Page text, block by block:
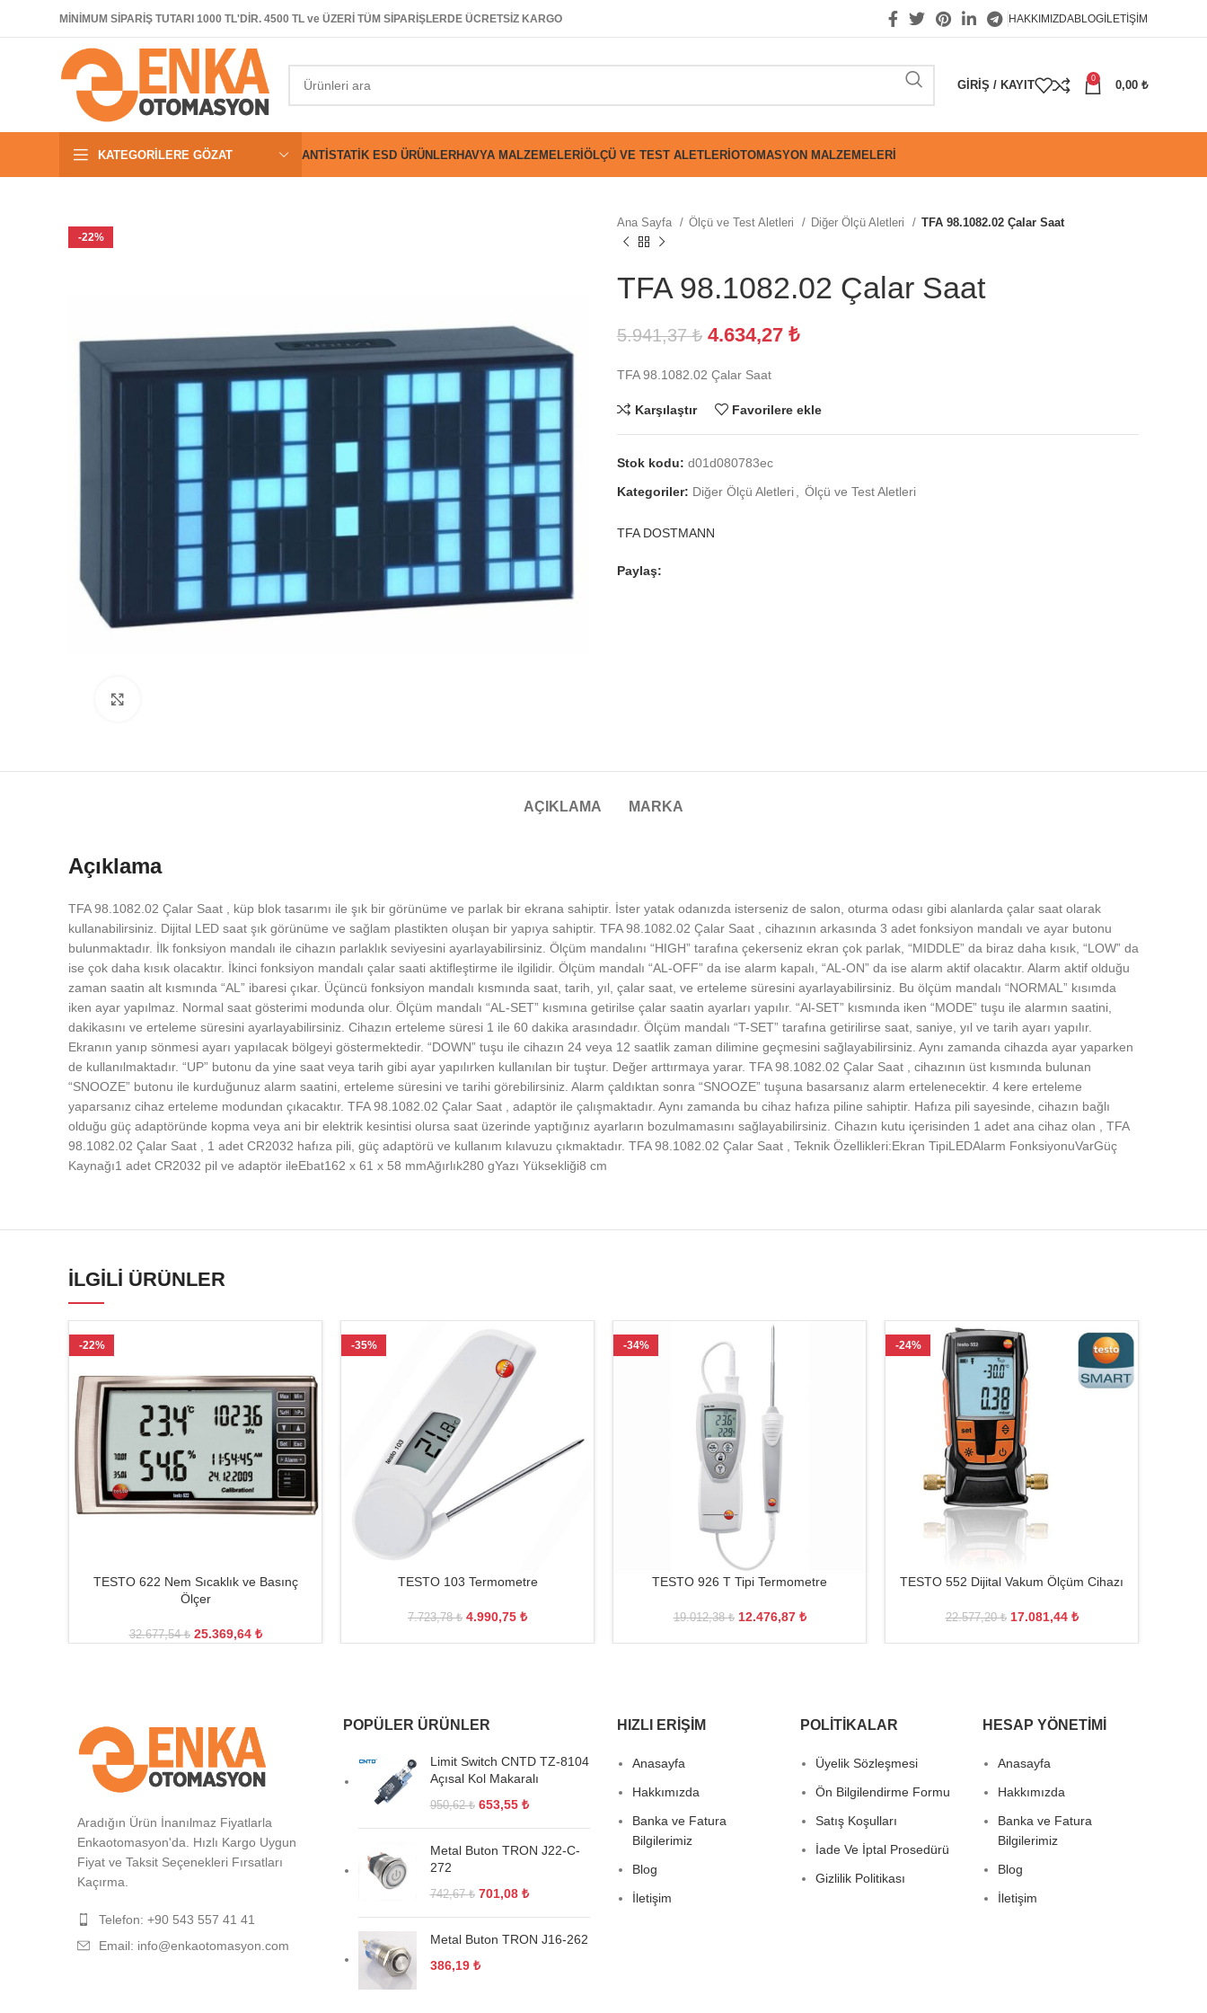
MİNİMUM SİPARİŞ TUTARI 1000 TL'DİR. 4500 TL ve ÜZERİ TÜM SİPARİŞLERDE ÜCRETSİZ KARGO HAKKIMIZDABLOGİLETIŞIM
GIRIŞ / KAYIT
0
0,00 ₺
KATEGORILERE GÖZAT ANTISTATIK ESD ÜRÜNLERHAVYA MALZEMELERIÖLÇÜ VE TEST ALETLERIOTOMASYON MALZEMELERI
-22%
Ana Sayfa Ölçü ve Test Aletleri Diğer Ölçü Aletleri TFA 98.1082.02 Çalar Saat
TFA 98.1082.02 Çalar Saat
5.941,37₺ 4.634,27 ₺
TFA 98.1082.02 Çalar Saat
Karşılaştır Favorilere ekle
Stok kodu: d01d080783ec
Kategoriler: Diğer Ölçü Aletleri Ölçü ve Test Aletleri
TFA DOSTMANN
Paylaş:
AÇIKLAMA MARKA
Açıklama
TFA 98.1082.02 Çalar Saat , küp blok tasarımı ile şık bir görünüme ve parlak bir ekrana sahiptir. İster yatak odanızda isterseniz de salon, oturma odası gibi alanlarda çalar saat olarak
kullanabilirsiniz. Dijital LED saat şık görünüme ve sağlam plastikten oluşan bir yapıya sahiptir. TFA 98.1082.02 Çalar Saat , cihazının arkasında 3 adet fonksiyon mandalı ve ayar butonu
bulunmaktadır. İlk fonksiyon mandalı ile cihazın parlaklık seviyesini ayarlayabilirsiniz. Ölçüm mandalını “HIGH” tarafına çekerseniz ekran çok parlak, “MIDDLE” da biraz daha kısık, “LOW” da
ise çok daha kısık olacaktır. İkinci fonksiyon mandalı çalar saati aktifleştirme ile ilgilidir. Ölçüm mandalı “AL-OFF” da ise alarm kapalı, “AL-ON” da ise alarm aktif olacaktır. Alarm aktif olduğu
zaman saatin alt kısmında “AL” ibaresi çıkar. Üçüncü fonksiyon mandalı kısmında saat, tarih, yıl, çalar saat, ve erteleme süresini ayarlayabilirsiniz. Bu ölçüm mandalı “NORMAL” kısımda
iken ayar yapılmaz. Normal saat gösterimi modunda olur. Ölçüm mandalı “AL-SET” kısmına getirilse çalar saatin ayarları yapılır. “Al-SET” kısmında iken “MODE” tuşu ile alarmın saatini,
dakikasını ve erteleme süresini ayarlayabilirsiniz. Cihazın erteleme süresi 1 ile 60 dakika arasındadır. Ölçüm mandalı “T-SET” tarafına getirilirse saat, saniye, yıl ve tarih ayarı yapılır.
Ekranın yanıp sönmesi ayarı yapılacak bölgeyi göstermektedir. “DOWN” tuşu ile cihazın 24 veya 12 saatlik zaman dilimine geçmesini sağlayabilirsiniz. Aynı zamanda cihazda ayar yaparken
de kullanılmaktadır. “UP” butonu da yine saat veya tarih gibi ayar yapılırken kullanılan bir tuştur. Değer arttırmaya yarar. TFA 98.1082.02 Çalar Saat , cihazının üst kısmında bulunan
“SNOOZE” butonu ile kurduğunuz alarm saatini, erteleme süresini ve tarihi görebilirsiniz. Alarm çaldıktan sonra “SNOOZE” tuşuna basarsanız alarm ertelenecektir. 4 kere erteleme
yaparsanız cihaz erteleme modundan çıkacaktır. TFA 98.1082.02 Çalar Saat , adaptör ile çalışmaktadır. Aynı zamanda bu cihaz hafıza piline sahiptir. Hafıza pili sayesinde, cihazın bağlı
olduğu güç adaptöründe kopma veya ani bir elektrik kesintisi olursa saat üzerinde yaptığınız ayarların bozulmamasını sağlayabilirsiniz. Cihazın kutu içerisinden 1 adet ana cihaz olan , TFA
98.1082.02 Çalar Saat , 1 adet CR2032 hafıza pili, güç adaptörü ve kullanım kılavuzu çıkmaktadır. TFA 98.1082.02 Çalar Saat , Teknik Özellikleri:Ekran TipiLEDAlarm FonksiyonuVarGüç
Kaynağı1 adet CR2032 pil ve adaptör ileEbat162 x 61 x 58 mmAğırlık280 gYazı Yüksekliği8 cm
İLGILI ÜRÜNLER
-22%
TESTO 622 Nem Sıcaklık ve Basınç
Ölçer
32.677,54₺ 25.369,64 ₺
-35%
TESTO 103 Termometre
7.723,78₺ 4.990,75 ₺
-34%
TESTO 926 T Tipi Termometre
19.012,38₺ 12.476,87 ₺
-24%
TESTO 552 Dijital Vakum Ölçüm Cihazı
22.577,20₺ 17.081,44 ₺
Aradığın Ürün İnanılmaz Fiyatlarla
Enkaotomasyon'da. Hızlı Kargo Uygun
Fiyat ve Taksit Seçenekleri Fırsatları
Kaçırma.
Telefon: +90 543 557 41 41
Email: info@enkaotomasyon.com
POPÜLER ÜRÜNLER
Limit Switch CNTD TZ-8104
Açısal Kol Makaralı
950,62₺ 653,55 ₺
Metal Buton TRON J22-C-
272
742,67₺ 701,08 ₺
Metal Buton TRON J16-262
386,19 ₺
HIZLI ERIŞIM
Anasayfa
Hakkımızda
Banka ve Fatura
Bilgilerimiz
Blog
İletişim
POLITIKALAR
Üyelik Sözleşmesi
Ön Bilgilendirme Formu
Satış Koşulları
İade Ve İptal Prosedürü
Gizlilik Politikası
HESAP YÖNETIMI
Anasayfa
Hakkımızda
Banka ve Fatura
Bilgilerimiz
Blog
İletişim